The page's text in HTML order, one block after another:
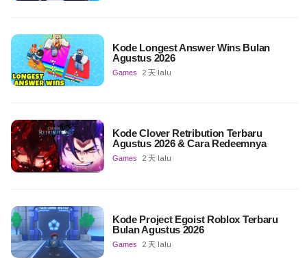
Kode Longest Answer Wins Bulan
Agustus 2026
Games 2 天 lalu
Kode Clover Retribution Terbaru
Agustus 2026 & Cara Redeemnya
Games 2 天 lalu
Kode Project Egoist Roblox Terbaru
Bulan Agustus 2026
Games 2 天 lalu